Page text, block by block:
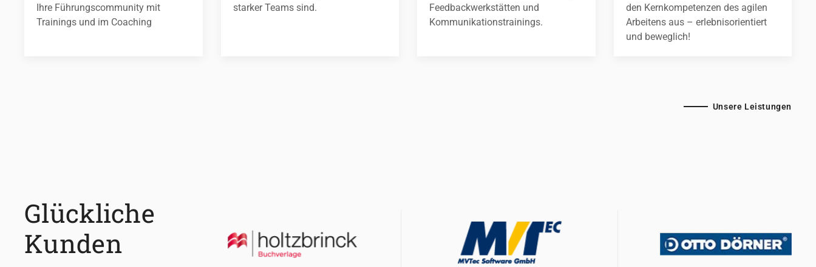
Ihre Führungscommunity mit
Trainings und im Coaching
starker Teams sind.
Feedbackwerkstätten und
Kommunikationstrainings.
den Kernkompetenzen des agilen
Arbeitens aus – erlebnisorientiert
und beweglich!
Unsere Leistungen
Glückliche
Kunden